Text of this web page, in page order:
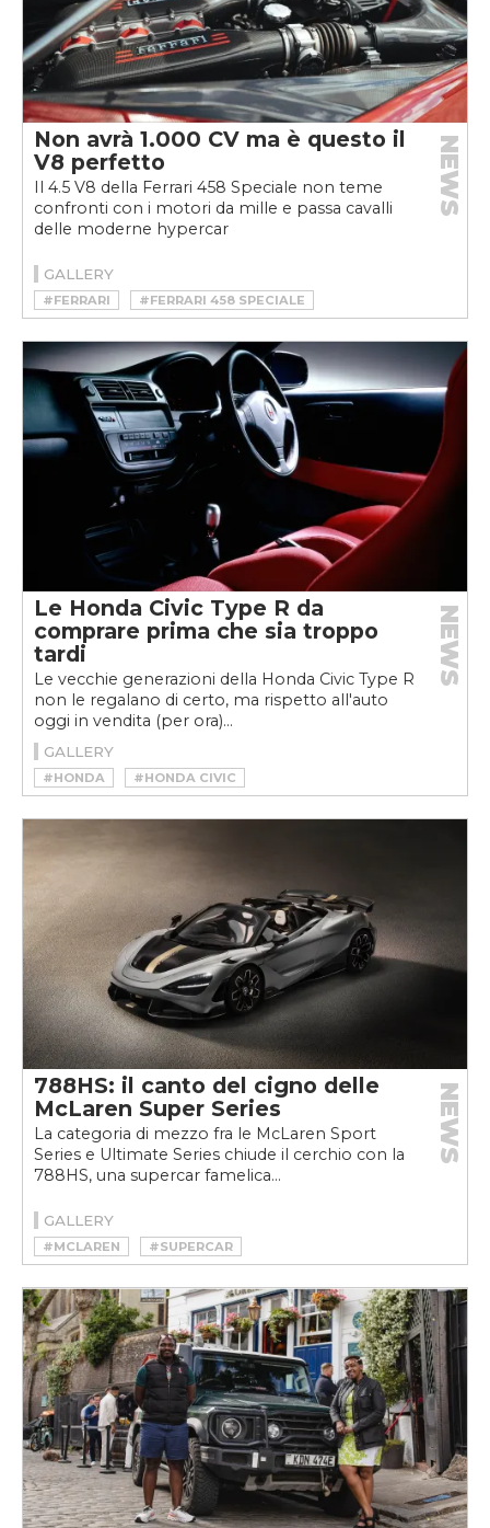
Non avrà 1.000 CV ma è questo il
V8 perfetto
Il 4.5 V8 della Ferrari 458 Speciale non teme
confronti con i motori da mille e passa cavalli
delle moderne hypercar
NEWS
GALLERY
#FERRARI #FERRARI 458 SPECIALE
Le Honda Civic Type R da
comprare prima che sia troppo
tardi
Le vecchie generazioni della Honda Civic Type R
non le regalano di certo, ma rispetto all'auto
oggi in vendita (per ora)...
NEWS
GALLERY
#HONDA
#HONDA CIVIC
#HONDA CIVIC TYPE R
788HS: il canto del cigno delle
McLaren Super Series
La categoria di mezzo fra le McLaren Sport
Series e Ultimate Series chiude il cerchio con la
788HS, una supercar famelica...
NEWS
GALLERY
#MCLAREN #SUPERCAR